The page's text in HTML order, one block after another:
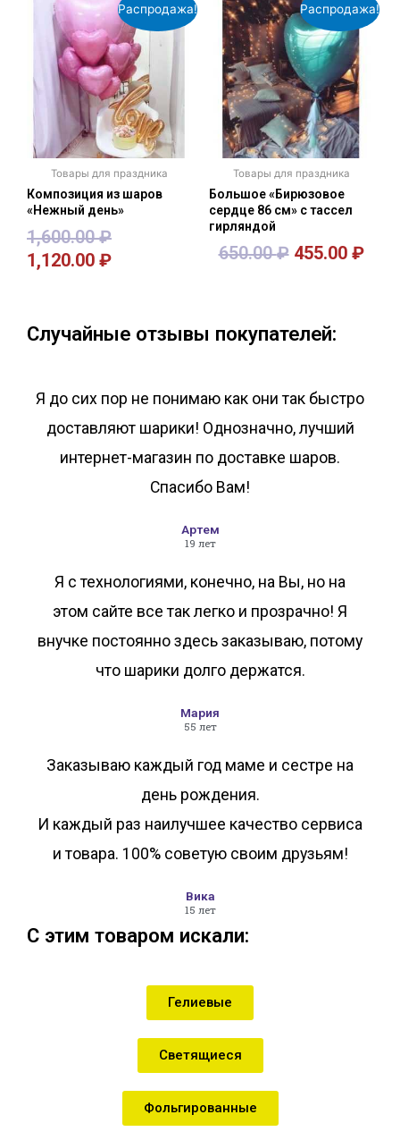
Распродажа!
Товары для праздника
Композиция из шаров
«Нежный день»
1,600.00₽
1,120.00 ₽
Распродажа!
Товары для праздника
Большое «Бирюзовое
сердце 86 см» с тассел
гирляндой
650.00₽ 455.00 ₽
Случайные отзывы покупателей:
Я до сих пор не понимаю как они так быстро
доставляют шарики! Однозначно, лучший
интернет-магазин по доставке шаров.
Спасибо Вам!
Артем
19 лет
Я с технологиями, конечно, на Вы, но на
этом сайте все так легко и прозрачно! Я
внучке постоянно здесь заказываю, потому
что шарики долго держатся.
Мария
55 лет
Заказываю каждый год маме и сестре на
день рождения.
И каждый раз наилучшее качество сервиса
и товара. 100% советую своим друзьям!
Вика
15 лет
С этим товаром искали:
Гелиевые
Светящиеся
Фольгированные